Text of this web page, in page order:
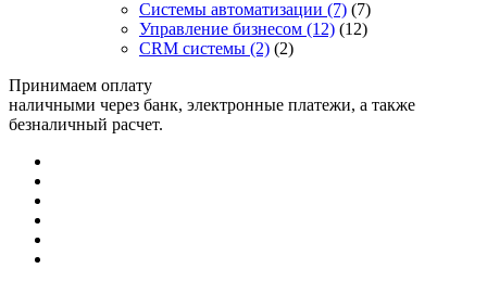
Системы автоматизации (7) (7)
Управление бизнесом (12) (12)
CRM системы (2) (2)
Принимаем оплату
наличными через банк, электронные платежи, а также
безналичный расчет.